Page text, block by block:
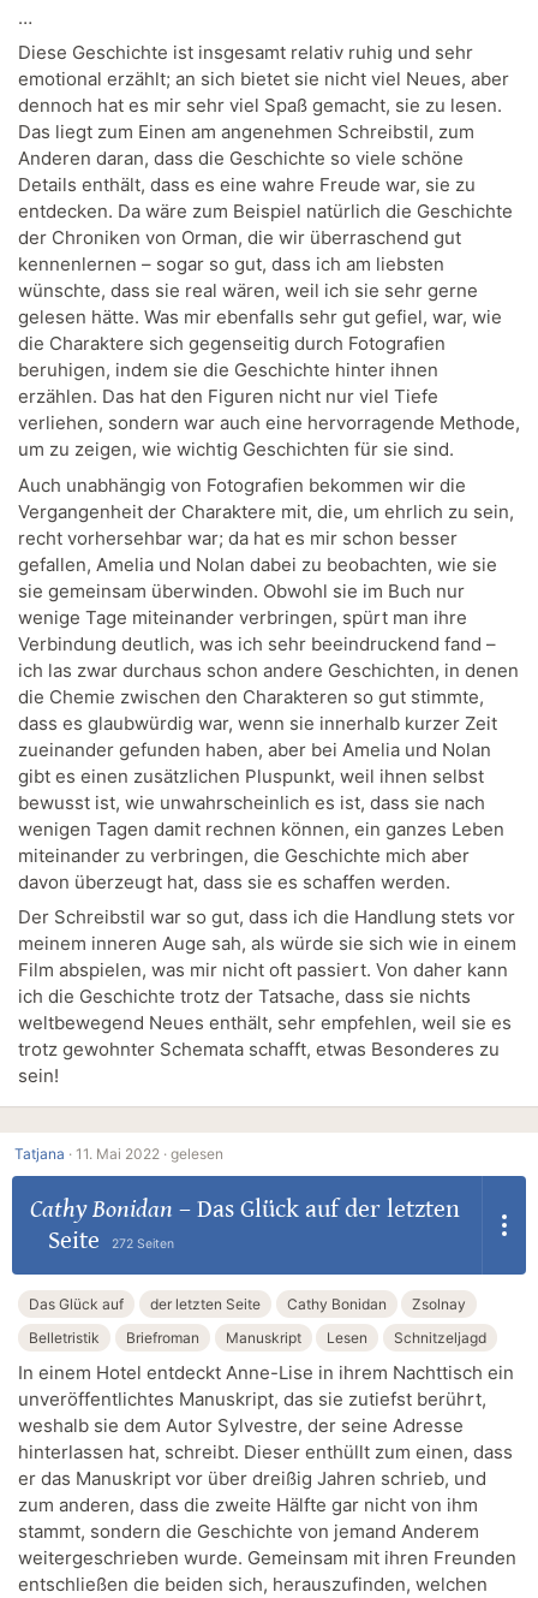
…
Diese Geschichte ist insgesamt relativ ruhig und sehr
emotional erzählt; an sich bietet sie nicht viel Neues, aber
dennoch hat es mir sehr viel Spaß gemacht, sie zu lesen.
Das liegt zum Einen am angenehmen Schreibstil, zum
Anderen daran, dass die Geschichte so viele schöne
Details enthält, dass es eine wahre Freude war, sie zu
entdecken. Da wäre zum Beispiel natürlich die Geschichte
der Chroniken von Orman, die wir überraschend gut
kennenlernen – sogar so gut, dass ich am liebsten
wünschte, dass sie real wären, weil ich sie sehr gerne
gelesen hätte. Was mir ebenfalls sehr gut gefiel, war, wie
die Charaktere sich gegenseitig durch Fotografien
beruhigen, indem sie die Geschichte hinter ihnen
erzählen. Das hat den Figuren nicht nur viel Tiefe
verliehen, sondern war auch eine hervorragende Methode,
um zu zeigen, wie wichtig Geschichten für sie sind.
Auch unabhängig von Fotografien bekommen wir die
Vergangenheit der Charaktere mit, die, um ehrlich zu sein,
recht vorhersehbar war; da hat es mir schon besser
gefallen, Amelia und Nolan dabei zu beobachten, wie sie
sie gemeinsam überwinden. Obwohl sie im Buch nur
wenige Tage miteinander verbringen, spürt man ihre
Verbindung deutlich, was ich sehr beeindruckend fand –
ich las zwar durchaus schon andere Geschichten, in denen
die Chemie zwischen den Charakteren so gut stimmte,
dass es glaubwürdig war, wenn sie innerhalb kurzer Zeit
zueinander gefunden haben, aber bei Amelia und Nolan
gibt es einen zusätzlichen Pluspunkt, weil ihnen selbst
bewusst ist, wie unwahrscheinlich es ist, dass sie nach
wenigen Tagen damit rechnen können, ein ganzes Leben
miteinander zu verbringen, die Geschichte mich aber
davon überzeugt hat, dass sie es schaffen werden.
Der Schreibstil war so gut, dass ich die Handlung stets vor
meinem inneren Auge sah, als würde sie sich wie in einem
Film abspielen, was mir nicht oft passiert. Von daher kann
ich die Geschichte trotz der Tatsache, dass sie nichts
weltbewegend Neues enthält, sehr empfehlen, weil sie es
trotz gewohnter Schemata schafft, etwas Besonderes zu
sein!
Tatjana · 11. Mai 2022 · gelesen
Cathy Bonidan – Das Glück auf der letzten
Seite
272 Seiten
Das Glück auf der letzten Seite Cathy Bonidan
Zsolnay
Belletristik
Briefroman Manuskript Lesen Schnitzeljagd
In einem Hotel entdeckt Anne-Lise in ihrem Nachttisch ein
unveröffentlichtes Manuskript, das sie zutiefst berührt,
weshalb sie dem Autor Sylvestre, der seine Adresse
hinterlassen hat, schreibt. Dieser enthüllt zum einen, dass
er das Manuskript vor über dreißig Jahren schrieb, und
zum anderen, dass die zweite Hälfte gar nicht von ihm
stammt, sondern die Geschichte von jemand Anderem
weitergeschrieben wurde. Gemeinsam mit ihren Freunden
entschließen die beiden sich, herauszufinden, welchen